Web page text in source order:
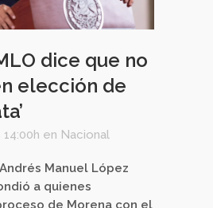
dice que no
elección de
en Nacional
Manuel López
a quienes
de Morena con el